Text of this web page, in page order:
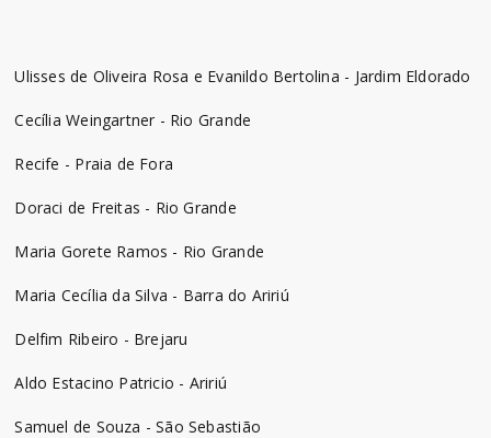
Ulisses de Oliveira Rosa e Evanildo Bertolina - Jardim Eldorado
Cecília Weingartner - Rio Grande
Recife - Praia de Fora
Doraci de Freitas - Rio Grande
Maria Gorete Ramos - Rio Grande
Maria Cecília da Silva - Barra do Aririú
Delfim Ribeiro - Brejaru
Aldo Estacino Patricio - Aririú
Samuel de Souza - São Sebastião